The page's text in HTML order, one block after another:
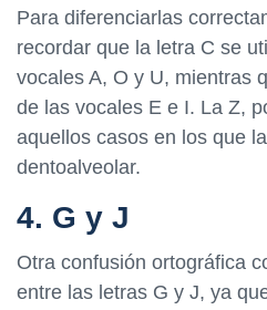
Para diferenciarlas
recordar que la letra C se
vocales A, O y U, mientras
de las vocales E e I. La Z,
aquellos casos en los que
dentoalveolar.
4. G y J
Otra confusión ortográfica
entre las letras G y J, ya